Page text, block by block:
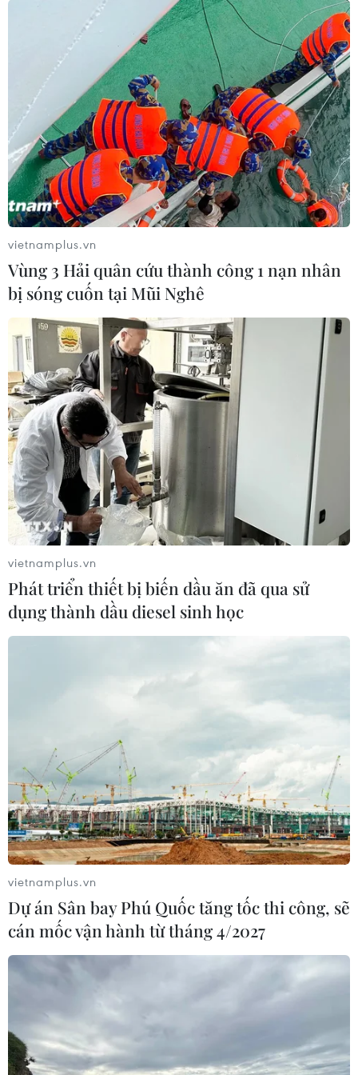
TIN CÙNG CHUYÊN MỤC
Người từng là luật sư riêng của Tổng
thống Trump trở thành Bộ trưởng Tư
08/08/2026 23:28
vietnamplus.vn
Vùng 3 Hải quân cứu thành công 1 nạn nhân
bị sóng cuốn tại Mũi Nghê
vietnamplus.vn
Phát triển thiết bị biến dầu ăn đã qua sử
dụng thành dầu diesel sinh học
vietnamplus.vn
Dự án Sân bay Phú Quốc tăng tốc thi công, sẽ
cán mốc vận hành từ tháng 4/2027